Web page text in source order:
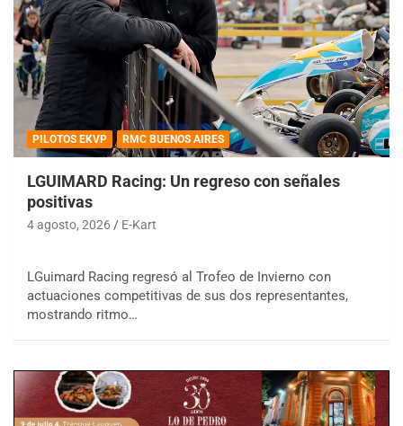
PILOTOS EKVP RMC BUENOS AIRES
LGUIMARD Racing: Un regreso con señales
positivas
4 agosto, 2026 E-Kart
LGuimard Racing regresó al Trofeo de Invierno con
actuaciones competitivas de sus dos representantes,
mostrando ritmo…